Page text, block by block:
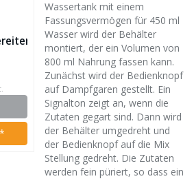
Wassertank mit einem
Fassungsvermögen für 450 ml
Wasser wird der Behälter
montiert, der ein Volumen von
800 ml Nahrung fassen kann.
Zunächst wird der Bedienknopf
auf Dampfgaren gestellt. Ein
Signalton zeigt an, wenn die
Zutaten gegart sind. Dann wird
der Behälter umgedreht und
der Bedienknopf auf die Mix
Stellung gedreht. Die Zutaten
werden fein püriert, so dass ein